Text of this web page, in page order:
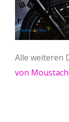
Alle weiteren
von